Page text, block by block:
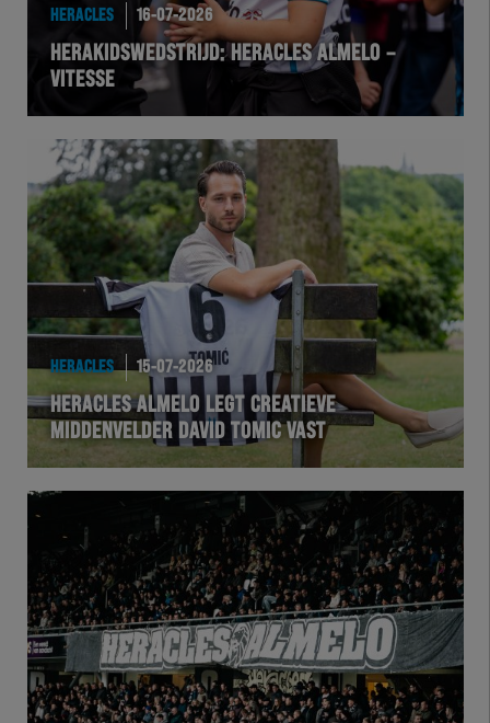
BusinessClub
Herakids
Team Zwart Wit
Futsal
eSports
HERACLES 16-07-2026
HERAKIDSWEDSTRIJD: HERACLES ALMELO –
VITESSE
HERACLES 15-07-2026
HERACLES ALMELO LEGT CREATIEVE
MIDDENVELDER DAVID TOMIC VAST